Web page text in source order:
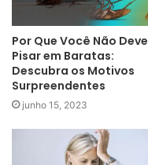
Por Que Você Não Deve
Pisar em Baratas:
Descubra os Motivos
Surpreendentes
junho 15, 2023